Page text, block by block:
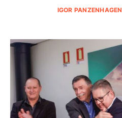
IGOR PANZENHAGEN